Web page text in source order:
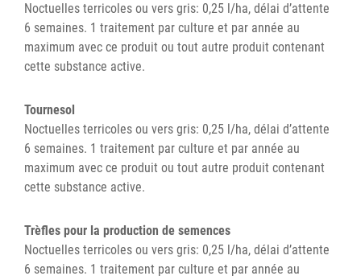
Noctuelles terricoles ou vers gris: 0,25 l/ha, délai d’attente
6 semaines. 1 traitement par culture et par année au
maximum avec ce produit ou tout autre produit contenant
cette substance active.
Tournesol
Noctuelles terricoles ou vers gris: 0,25 l/ha, délai d’attente
6 semaines. 1 traitement par culture et par année au
maximum avec ce produit ou tout autre produit contenant
cette substance active.
Trèfles pour la production de semences
Noctuelles terricoles ou vers gris: 0,25 l/ha, délai d’attente
6 semaines. 1 traitement par culture et par année au